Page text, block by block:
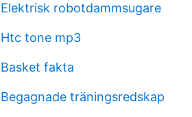
Elektrisk robotdammsugare
Htc tone mp3
Basket fakta
Begagnade träningsredskap